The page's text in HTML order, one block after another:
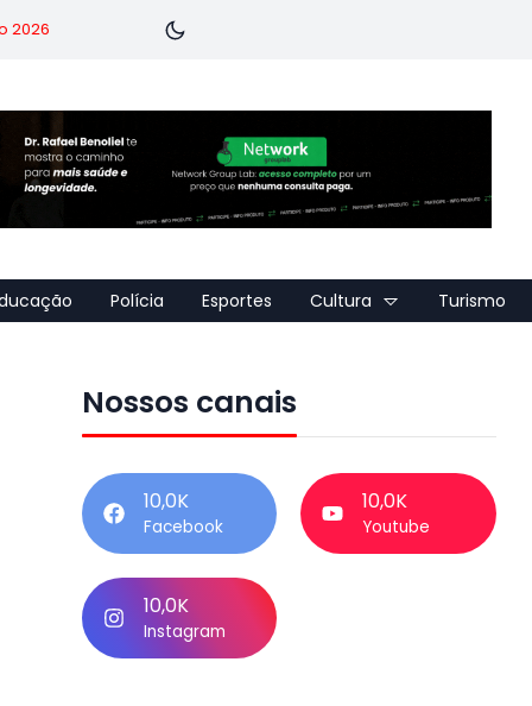
2026
Polícia Esportes Cultura Turismo
Nossos canais
10,0K
Facebook
10,0K
Youtube
10,0K
Instagram